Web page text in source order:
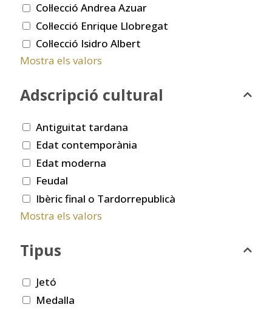
Col·lecció Andrea Azuar
Col·lecció Enrique Llobregat
Col·lecció Isidro Albert
Mostra els valors
Adscripció cultural
Antiguitat tardana
Edat contemporània
Edat moderna
Feudal
Ibèric final o Tardorrepublicà
Mostra els valors
Tipus
Jetó
Medalla